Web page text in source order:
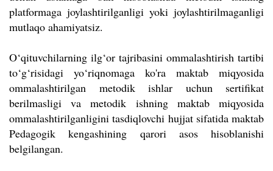
platformaga joylashtirilganligi yoki joylashtirilmaganligi
mutlaqo ahamiyatsiz.
O‘qituvchilarning ilg‘or tajribasini ommalashtirish tartibi
to‘g‘risidagi yo‘riqnomaga ko'ra maktab miqyosida
ommalashtirilgan metodik ishlar uchun sertifikat
berilmasligi va metodik ishning maktab miqyosida
ommalashtirilganligini tasdiqlovchi hujjat sifatida maktab
Pedagogik kengashining qarori asos hisoblanishi
belgilangan.